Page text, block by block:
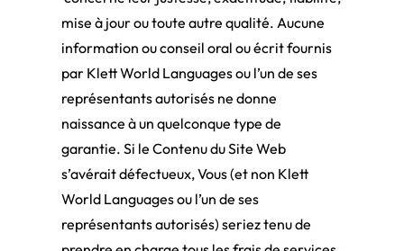
mise à jour ou toute autre qualité. Aucune
information ou conseil oral ou écrit fournis
par Klett World Languages ou l’un de ses
représentants autorisés ne donne
naissance à un quelconque type de
garantie. Si le Contenu du Site Web
s’avérait défectueux, Vous (et non Klett
World Languages ou l’un de ses
représentants autorisés) seriez tenu de